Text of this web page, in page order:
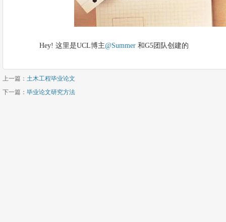
Hey! 这里是UCL博主@Summer 和G5团队创建的
上一篇： 土木工程毕业论文
下一篇： 毕业论文研究方法